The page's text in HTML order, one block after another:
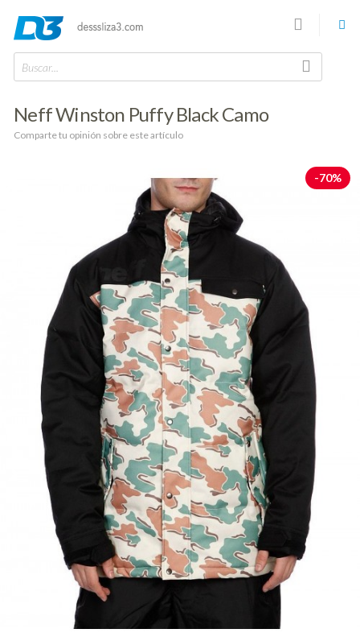
Buscar...
Neff Winston Puffy Black Camo
Comparte tu opinión sobre este artículo
-70%